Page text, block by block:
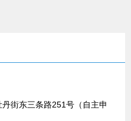
街东三条路251号（自主申